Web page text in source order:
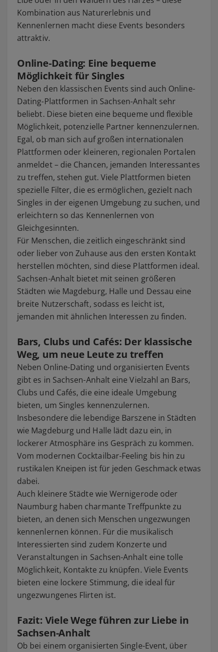
Kombination aus Naturerlebnis und
Kennenlernen macht diese Events besonders
attraktiv.
Online-Dating: Eine bequeme
Möglichkeit für Singles
Neben den klassischen Events sind auch Online-
Dating-Plattformen in Sachsen-Anhalt sehr
beliebt. Diese bieten eine bequeme und flexible
Möglichkeit, potenzielle Partner kennenzulernen.
Egal, ob man sich auf großen internationalen
Plattformen oder kleineren, regionalen Portalen
anmeldet – die Chancen, jemanden Interessantes
zu treffen, stehen gut. Viele Plattformen bieten
spezielle Filter, die es ermöglichen, gezielt nach
Singles in der eigenen Umgebung zu suchen, und
erleichtern so das Kennenlernen von
Gleichgesinnten.
Für Menschen, die zeitlich eingeschränkt sind
oder lieber von Zuhause aus den ersten Kontakt
herstellen möchten, sind diese Plattformen ideal.
Sachsen-Anhalt bietet mit seinen größeren
Städten wie Magdeburg, Halle und Dessau eine
breite Nutzerschaft, sodass es leicht ist,
jemanden mit ähnlichen Interessen zu finden.
Bars, Clubs und Cafés: Der klassische
Weg, um neue Leute zu treffen
Neben Online-Dating und organisierten Events
gibt es in Sachsen-Anhalt eine Vielzahl an Bars,
Clubs und Cafés, die eine ideale Umgebung
bieten, um Singles kennenzulernen.
Insbesondere die lebendige Barszene in Städten
wie Magdeburg und Halle lädt dazu ein, in
lockerer Atmosphäre ins Gespräch zu kommen.
Vom modernen Cocktailbar-Feeling bis hin zu
rustikalen Kneipen ist für jeden Geschmack etwas
dabei.
Auch kleinere Städte wie Wernigerode oder
Naumburg haben charmante Treffpunkte zu
bieten, an denen sich Menschen ungezwungen
kennenlernen können. Für die musikalisch
Interessierten sind zudem Konzerte und
Veranstaltungen in Sachsen-Anhalt eine tolle
Möglichkeit, Kontakte zu knüpfen. Viele Events
bieten eine lockere Stimmung, die ideal für
ungezwungenes Flirten ist.
Fazit: Viele Wege führen zur Liebe in
Sachsen-Anhalt
Ob bei einem organisierten Single-Event, über